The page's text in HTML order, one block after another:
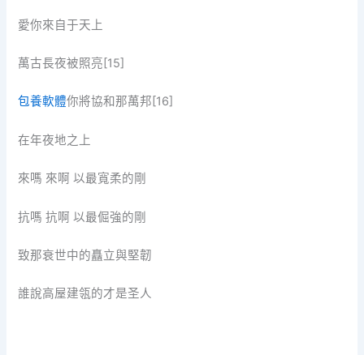
愛你來自于天上
萬古長夜被照亮[15]
包養軟體你將協和那萬邦[16]
在年夜地之上
來嗎 來啊 以最寬柔的剛
抗嗎 抗啊 以最倔強的剛
致那衰世中的矗立與堅韌
誰說高屋建瓴的才是圣人